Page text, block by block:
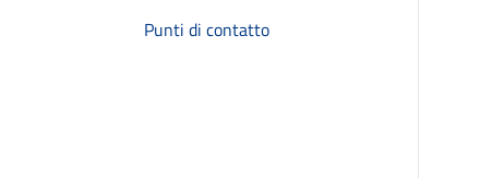
Punti di contatto